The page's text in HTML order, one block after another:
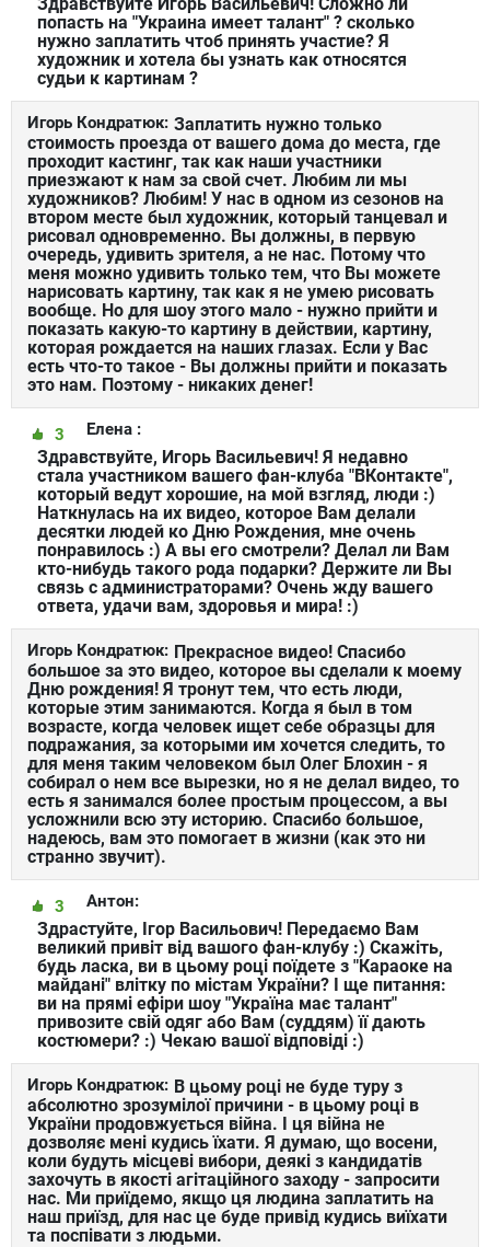
попасть на "Украина имеет талант" ? сколько
нужно заплатить чтоб принять участие? Я
художник и хотела бы узнать как относятся
судьи к картинам ?
Игорь Кондратюк: Заплатить нужно только
стоимость проезда от вашего дома до места, где
проходит кастинг, так как наши участники
приезжают к нам за свой счет. Любим ли мы
художников? Любим! У нас в одном из сезонов на
втором месте был художник, который танцевал и
рисовал одновременно. Вы должны, в первую
очередь, удивить зрителя, а не нас. Потому что
меня можно удивить только тем, что Вы можете
нарисовать картину, так как я не умею рисовать
вообще. Но для шоу этого мало - нужно прийти и
показать какую-то картину в действии, картину,
которая рождается на наших глазах. Если у Вас
есть что-то такое - Вы должны прийти и показать
это нам. Поэтому - никаких денег!
Елена :
3
Здравствуйте, Игорь Васильевич! Я недавно
стала участником вашего фан-клуба "ВКонтакте",
который ведут хорошие, на мой взгляд, люди :)
Наткнулась на их видео, которое Вам делали
десятки людей ко Дню Рождения, мне очень
понравилось :) А вы его смотрели? Делал ли Вам
кто-нибудь такого рода подарки? Держите ли Вы
связь с администраторами? Очень жду вашего
ответа, удачи вам, здоровья и мира! :)
Игорь Кондратюк: Прекрасное видео! Спасибо
большое за это видео, которое вы сделали к моему
Дню рождения! Я тронут тем, что есть люди,
которые этим занимаются. Когда я был в том
возрасте, когда человек ищет себе образцы для
подражания, за которыми им хочется следить, то
для меня таким человеком был Олег Блохин - я
собирал о нем все вырезки, но я не делал видео, то
есть я занимался более простым процессом, а вы
усложнили всю эту историю. Спасибо большое,
надеюсь, вам это помогает в жизни (как это ни
странно звучит).
Антон:
3
Здрастуйте, Ігор Васильович! Передаємо Вам
великий привіт від вашого фан-клубу :) Скажіть,
будь ласка, ви в цьому році поїдете з "Караоке на
майдані" влітку по містам України? І ще питання:
ви на прямі ефіри шоу "Україна має талант"
привозите свій одяг або Вам (суддям) її дають
костюмери? :) Чекаю вашої відповіді :)
Игорь Кондратюк: В цьому році не буде туру з
абсолютно зрозумілої причини - в цьому році в
України продовжується війна. І ця війна не
дозволяє мені кудись їхати. Я думаю, що восени,
коли будуть місцеві вибори, деякі з кандидатів
захочуть в якості агітаційного заходу - запросити
нас. Ми приїдемо, якщо ця людина заплатить на
наш приїзд, для нас це буде привід кудись виїхати
та поспівати з людьми.